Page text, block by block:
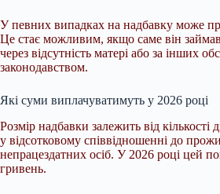
У певних випадках на надбавку може
Це стає можливим, якщо саме він
через відсутність матері або за інших
законодавством.
Які суми виплачуватимуть у 2026 році
Розмір надбавки залежить від кількості
у відсотковому співвідношенні до
непрацездатних осіб. У 2026 році цей
гривень.